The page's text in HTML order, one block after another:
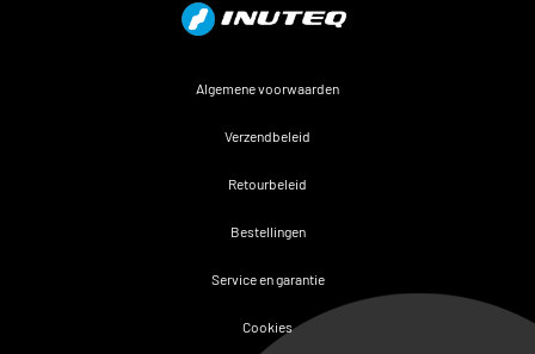
Algemene voorwaarden
Verzendbeleid
Retourbeleid
Bestellingen
Service en garantie
Cookies